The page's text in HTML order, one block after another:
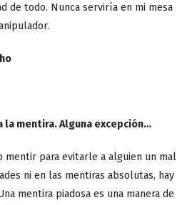
de todo. Nunca serviría en mi mesa
la mentira. Alguna excepción…
mentir para evitarle a alguien un mal
ni en las mentiras absolutas, hay
mentira piadosa es una manera de